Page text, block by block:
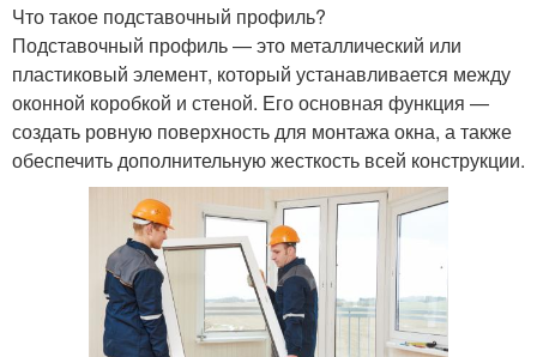
Что такое подставочный профиль?
Подставочный профиль — это металлический или
пластиковый элемент, который устанавливается между
оконной коробкой и стеной. Его основная функция —
создать ровную поверхность для монтажа окна, а также
обеспечить дополнительную жесткость всей конструкции.